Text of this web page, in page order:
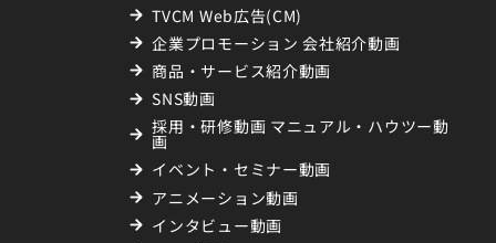
TVCM Web広告(CM)
企業プロモーション 会社紹介動画
商品・サービス紹介動画
SNS動画
採用・研修動画 マニュアル・ハウツー動
画
イベント・セミナー動画
アニメーション動画
インタビュー動画